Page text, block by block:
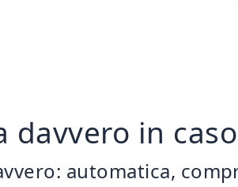
davvero in
automatica,